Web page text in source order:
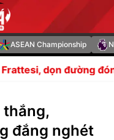
ASEAN Championship
đón Curtis Jones
thắng,
đắng nghét